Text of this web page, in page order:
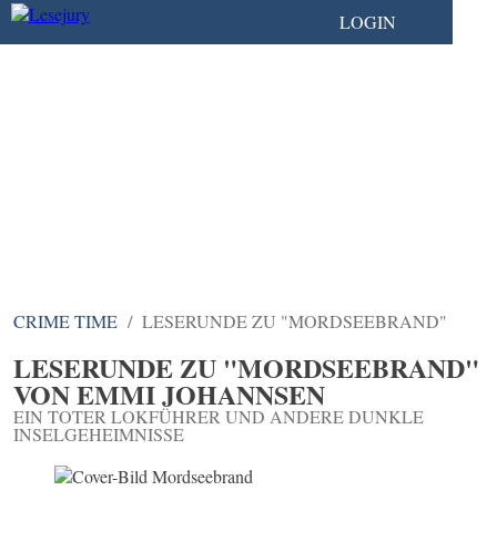
LOGIN
CRIME TIME LESERUNDE ZU "MORDSEEBRAND"
LESERUNDE ZU "MORDSEEBRAND"
VON EMMI JOHANNSEN
EIN TOTER LOKFÜHRER UND ANDERE DUNKLE
INSELGEHEIMNISSE